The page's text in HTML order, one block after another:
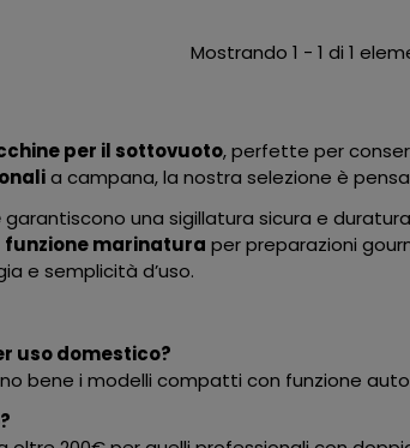
Mostrando 1 - 1 di 1
per il sottovuoto, perfette per
a campana, la nostra selezione è
garantiscono una sigillatura sicura e
funzione marinatura per preparazioni
e semplicità d’uso.
uso domestico?
bene i modelli compatti con funzione